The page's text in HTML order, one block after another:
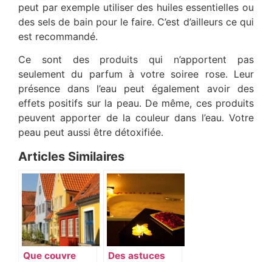
peut par exemple utiliser des huiles essentielles ou
des sels de bain pour le faire. C’est d’ailleurs ce qui
est recommandé.
Ce sont des produits qui n’apportent pas
seulement du parfum à votre soiree rose. Leur
présence dans l’eau peut également avoir des
effets positifs sur la peau. De même, ces produits
peuvent apporter de la couleur dans l’eau. Votre
peau peut aussi être détoxifiée.
Articles Similaires
Que couvre
Des astuces